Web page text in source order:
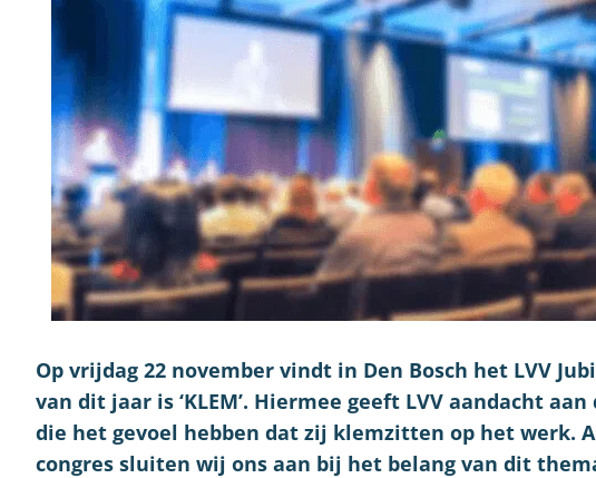
Op vrijdag 22 november vindt in Den Bosch het LVV
van dit jaar is ‘KLEM’. Hiermee geeft LVV aandacht
die het gevoel hebben dat zij klemzitten op het werk.
congres sluiten wij ons aan bij het belang van dit